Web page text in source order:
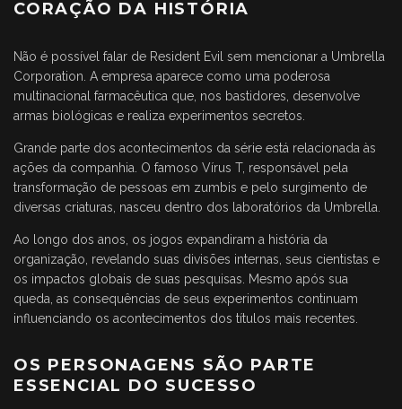
CORAÇÃO DA HISTÓRIA
Não é possível falar de Resident Evil sem mencionar a Umbrella
Corporation. A empresa aparece como uma poderosa
multinacional farmacêutica que, nos bastidores, desenvolve
armas biológicas e realiza experimentos secretos.
Grande parte dos acontecimentos da série está relacionada às
ações da companhia. O famoso Vírus T, responsável pela
transformação de pessoas em zumbis e pelo surgimento de
diversas criaturas, nasceu dentro dos laboratórios da Umbrella.
Ao longo dos anos, os jogos expandiram a história da
organização, revelando suas divisões internas, seus cientistas e
os impactos globais de suas pesquisas. Mesmo após sua
queda, as consequências de seus experimentos continuam
influenciando os acontecimentos dos títulos mais recentes.
OS PERSONAGENS SÃO PARTE
ESSENCIAL DO SUCESSO